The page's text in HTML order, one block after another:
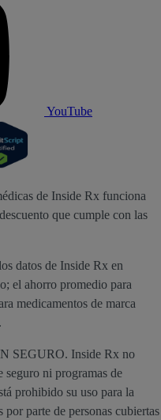
YouTube
de Inside Rx funciona
que cumple con las
datos de Inside Rx en
el ahorro promedio para
medicamentos de marca
SEGURO. Inside Rx no
seguro ni programas de
prohibido su uso para la
parte de personas cubiertas